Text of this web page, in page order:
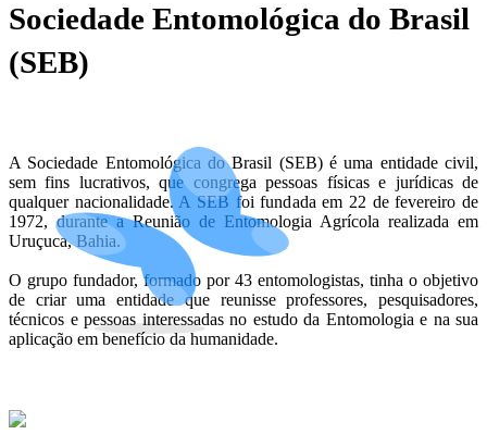
Sociedade Entomológica do Brasil
(SEB)
A Sociedade Entomológica do Brasil (SEB) é uma entidade civil,
sem fins lucrativos, que congrega pessoas físicas e jurídicas de
qualquer nacionalidade. A SEB foi fundada em 22 de fevereiro de
1972, durante a Reunião de Entomologia Agrícola realizada em
Uruçuca, Bahia.
O grupo fundador, formado por 43 entomologistas, tinha o objetivo
de criar uma entidade que reunisse professores, pesquisadores,
técnicos e pessoas interessadas no estudo da Entomologia e na sua
aplicação em benefício da humanidade.